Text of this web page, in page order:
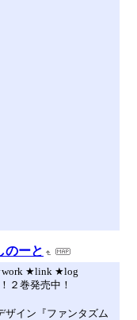
のーと
★link ★log
２巻発売中！
ザイン『ファンタズム